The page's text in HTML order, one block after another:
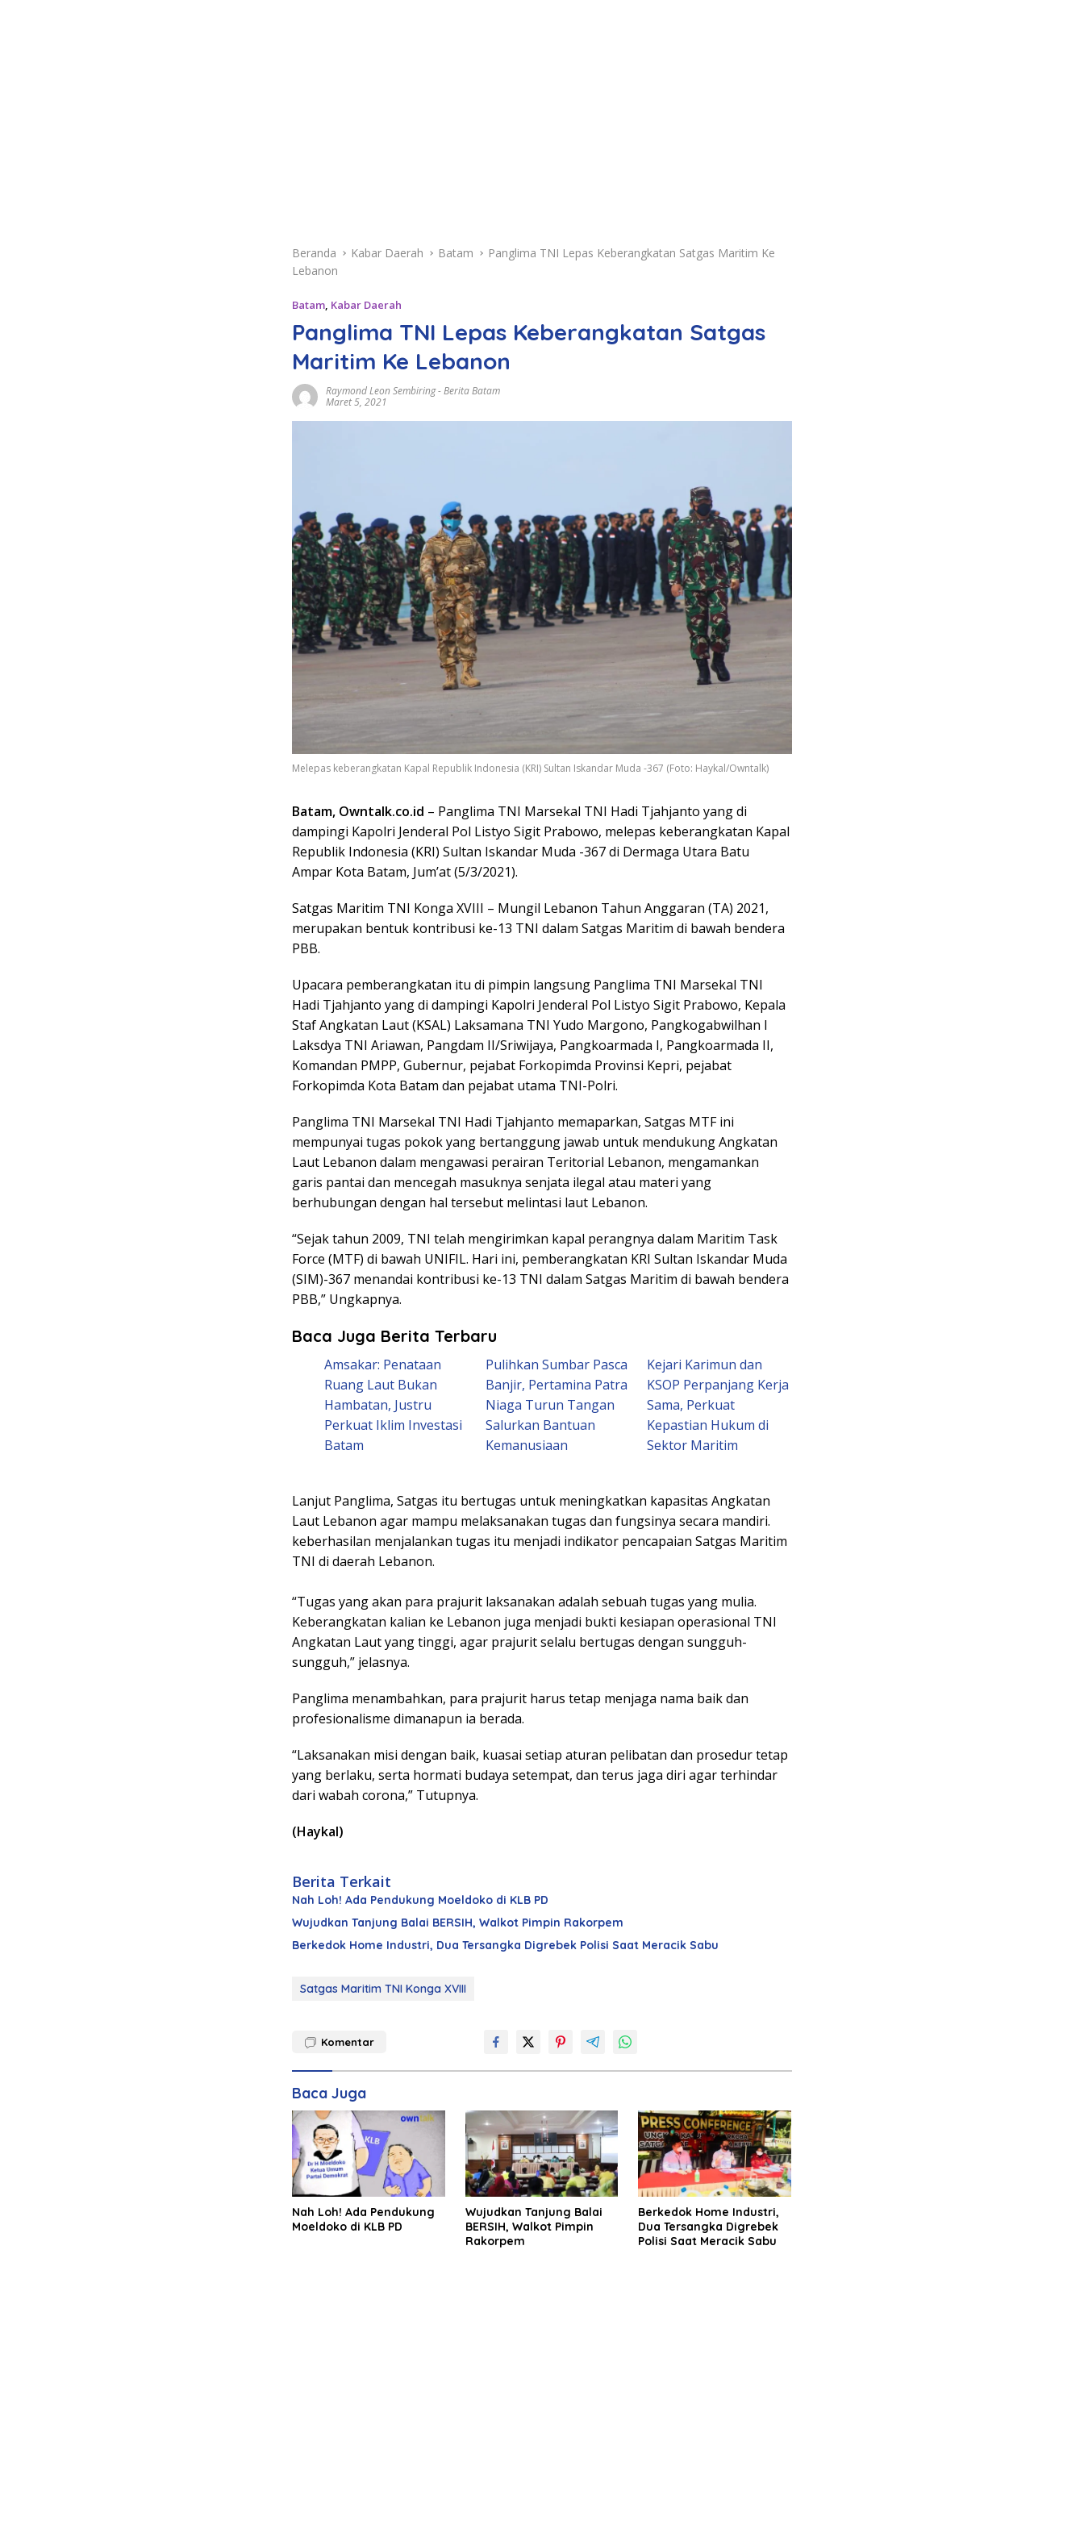
Beranda Kabar Daerah Batam
Panglima TNI Lepas Keberangkatan Satgas Maritim Ke
Lebanon
Batam, Kabar Daerah
Panglima TNI Lepas Keberangkatan Satgas
Maritim Ke Lebanon
Raymond Leon Sembiring-Berita Batam
Maret 5, 2021
Melepas keberangkatan Kapal Republik Indonesia (KRI) Sultan Iskandar Muda -367 (Foto: Haykal/Owntalk)
Batam, Owntalk.co.id – Panglima TNI Marsekal TNI Hadi Tjahjanto yang di
dampingi Kapolri Jenderal Pol Listyo Sigit Prabowo, melepas keberangkatan Kapal
Republik Indonesia (KRI) Sultan Iskandar Muda -367 di Dermaga Utara Batu
Ampar Kota Batam, Jum’at (5/3/2021).
Satgas Maritim TNI Konga XVIII – Mungil Lebanon Tahun Anggaran (TA) 2021,
merupakan bentuk kontribusi ke-13 TNI dalam Satgas Maritim di bawah bendera
PBB.
Upacara pemberangkatan itu di pimpin langsung Panglima TNI Marsekal TNI
Hadi Tjahjanto yang di dampingi Kapolri Jenderal Pol Listyo Sigit Prabowo, Kepala
Staf Angkatan Laut (KSAL) Laksamana TNI Yudo Margono, Pangkogabwilhan I
Laksdya TNI Ariawan, Pangdam II/Sriwijaya, Pangkoarmada I, Pangkoarmada II,
Komandan PMPP, Gubernur, pejabat Forkopimda Provinsi Kepri, pejabat
Forkopimda Kota Batam dan pejabat utama TNI-Polri.
Panglima TNI Marsekal TNI Hadi Tjahjanto memaparkan, Satgas MTF ini
mempunyai tugas pokok yang bertanggung jawab untuk mendukung Angkatan
Laut Lebanon dalam mengawasi perairan Teritorial Lebanon, mengamankan
garis pantai dan mencegah masuknya senjata ilegal atau materi yang
berhubungan dengan hal tersebut melintasi laut Lebanon.
“Sejak tahun 2009, TNI telah mengirimkan kapal perangnya dalam Maritim Task
Force (MTF) di bawah UNIFIL. Hari ini, pemberangkatan KRI Sultan Iskandar Muda
(SIM)-367 menandai kontribusi ke-13 TNI dalam Satgas Maritim di bawah bendera
PBB,” Ungkapnya.
Baca Juga Berita Terbaru
Amsakar: Penataan
Ruang Laut Bukan
Hambatan, Justru
Perkuat Iklim Investasi
Batam
Pulihkan Sumbar Pasca
Banjir, Pertamina Patra
Niaga Turun Tangan
Salurkan Bantuan
Kemanusiaan
Kejari Karimun dan
KSOP Perpanjang Kerja
Sama, Perkuat
Kepastian Hukum di
Sektor Maritim
Lanjut Panglima, Satgas itu bertugas untuk meningkatkan kapasitas Angkatan
Laut Lebanon agar mampu melaksanakan tugas dan fungsinya secara mandiri.
keberhasilan menjalankan tugas itu menjadi indikator pencapaian Satgas Maritim
TNI di daerah Lebanon.
“Tugas yang akan para prajurit laksanakan adalah sebuah tugas yang mulia.
Keberangkatan kalian ke Lebanon juga menjadi bukti kesiapan operasional TNI
Angkatan Laut yang tinggi, agar prajurit selalu bertugas dengan sungguh-
sungguh,” jelasnya.
Panglima menambahkan, para prajurit harus tetap menjaga nama baik dan
profesionalisme dimanapun ia berada.
“Laksanakan misi dengan baik, kuasai setiap aturan pelibatan dan prosedur tetap
yang berlaku, serta hormati budaya setempat, dan terus jaga diri agar terhindar
dari wabah corona,” Tutupnya.
(Haykal)
Berita Terkait
Nah Loh! Ada Pendukung Moeldoko di KLB PD
Wujudkan Tanjung Balai BERSIH, Walkot Pimpin Rakorpem
Berkedok Home Industri, Dua Tersangka Digrebek Polisi Saat Meracik Sabu
Satgas Maritim TNI Konga XVIII
Komentar
Baca Juga
Nah Loh! Ada Pendukung
Moeldoko di KLB PD
Wujudkan Tanjung Balai
BERSIH, Walkot Pimpin
Rakorpem
Berkedok Home Industri,
Dua Tersangka Digrebek
Polisi Saat Meracik Sabu